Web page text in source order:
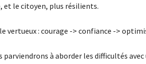
et le citoyen, plus résilients.
vertueux : courage -> confiance ->
parviendrons à aborder les difficultés